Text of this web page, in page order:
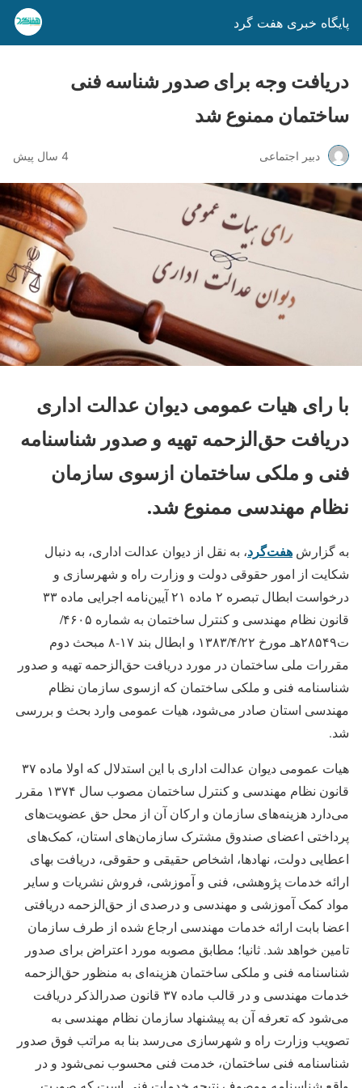
پایگاه خبری هفت گرد
دریافت وجه برای صدور شناسه فنی
ساختمان ممنوع شد
دبیر اجتماعی 4 سال پیش
با رای هیات عمومی دیوان عدالت اداری
دریافت حق‌الزحمه تهیه و صدور شناسنامه
فنی و ملکی ساختمان ازسوی سازمان
نظام مهندسی ممنوع شد.
به گزارش هفت‌گرد، به نقل از دیوان عدالت اداری، به دنبال
شکایت از امور حقوقی دولت و وزارت راه و شهرسازی و
درخواست ابطال تبصره ۲ ماده ۲۱ آیین‌نامه اجرایی ماده ۳۳
قانون نظام مهندسی و کنترل ساختمان به شماره ۴۶۰۵/
ت۲۸۵۴۹هـ مورخ ۱۳۸۳/۴/۲۲ و ابطال بند ۱۷-۸ مبحث دوم
مقررات ملی ساختمان در مورد دریافت حق‌الزحمه تهیه و صدور
شناسنامه فنی و ملکی ساختمان که ازسوی سازمان نظام
مهندسی استان صادر می‌شود، هیات عمومی وارد بحث و بررسی
شد.
هیات عمومی دیوان عدالت اداری با این استدلال که اولا ماده ۳۷
قانون نظام مهندسی و کنترل ساختمان مصوب سال ۱۳۷۴ مقرر
می‌دارد هزینه‌های سازمان و ارکان آن از محل حق عضویت‌های
پرداختی اعضای صندوق مشترک سازمان‌های استان، کمک‌های
اعطایی دولت، نهادها، اشخاص حقیقی و حقوقی، دریافت بهای
ارائه خدمات پژوهشی، فنی و آموزشی، فروش نشریات و سایر
مواد کمک آموزشی و مهندسی و درصدی از حق‌الزحمه دریافتی
اعضا بابت ارائه خدمات مهندسی ارجاع شده از طرف سازمان
تامین خواهد شد. ثانیا؛ مطابق مصوبه مورد اعتراض برای صدور
شناسنامه فنی و ملکی ساختمان هزینه‌ای به منظور حق‌الزحمه
خدمات مهندسی و در قالب ماده ۳۷ قانون صدرالذکر دریافت
می‌شود که تعرفه آن به پیشنهاد سازمان نظام مهندسی به
تصویب وزارت راه و شهرسازی می‌رسد بنا به مراتب فوق صدور
شناسنامه فنی ساختمان، خدمت فنی محسوب نمی‌شود و در